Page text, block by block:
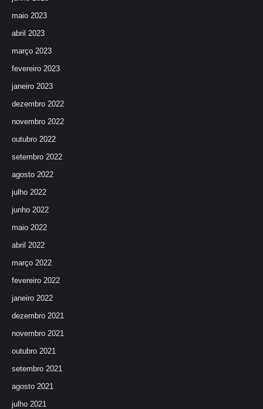
maio 2023
abril 2023
março 2023
fevereiro 2023
janeiro 2023
dezembro 2022
novembro 2022
outubro 2022
setembro 2022
agosto 2022
julho 2022
junho 2022
maio 2022
abril 2022
março 2022
fevereiro 2022
janeiro 2022
dezembro 2021
novembro 2021
outubro 2021
setembro 2021
agosto 2021
julho 2021